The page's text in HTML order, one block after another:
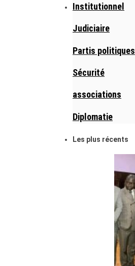
Institutionnel
Judiciaire
Partis politiques
Sécurité
associations
Diplomatie
Les plus récents